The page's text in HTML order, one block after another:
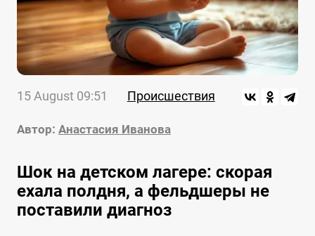
15 August 09:51 Происшествия
Автор: Анастасия Иванова
Шок на детском лагере: скорая
ехала полдня, а фельдшеры не
поставили диагноз